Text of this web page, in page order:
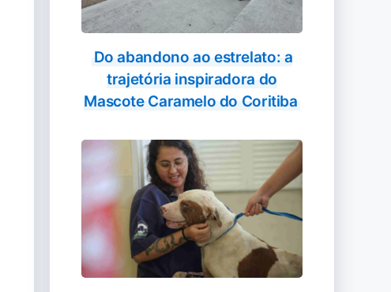
Do abandono ao estrelato: a
trajetória inspiradora do
Mascote Caramelo do Coritiba